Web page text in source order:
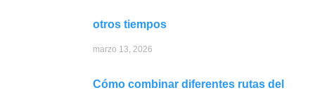
otros tiempos
marzo 13, 2026
Cómo combinar diferentes rutas del